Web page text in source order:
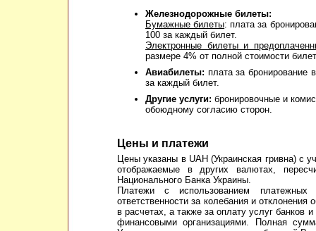
Железнодорожные билеты:
Бумажные билеты: плата за
100 за каждый билет.
Электронные билеты и
размере 4% от полной стоимости
Авиабилеты: плата за бронирование
за каждый билет.
Другие услуги: бронировочные и
обоюдному согласию сторон.
Цены и платежи
Цены указаны в UAH (Украинская гривна) с
отображаемые в других валютах,
Национального Банка Украины.
Платежи с использованием
ответственности за колебания и
в расчетах, а также за оплату услуг банков
финансовыми организациями. Полная